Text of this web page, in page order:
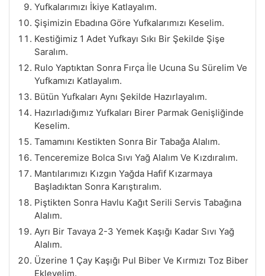
Yufkalarımızı İkiye Katlayalım.
Şişimizin Ebadına Göre Yufkalarımızı Keselim.
Kestiğimiz 1 Adet Yufkayı Sıkı Bir Şekilde Şişe
Saralım.
Rulo Yaptıktan Sonra Fırça İle Ucuna Su Sürelim Ve
Yufkamızı Katlayalım.
Bütün Yufkaları Aynı Şekilde Hazırlayalım.
Hazırladığımız Yufkaları Birer Parmak Genişliğinde
Keselim.
Tamamını Kestikten Sonra Bir Tabağa Alalım.
Tenceremize Bolca Sıvı Yağ Alalım Ve Kızdıralım.
Mantılarımızı Kızgın Yağda Hafif Kızarmaya
Başladıktan Sonra Karıştıralım.
Piştikten Sonra Havlu Kağıt Serili Servis Tabağına
Alalım.
Ayrı Bir Tavaya 2-3 Yemek Kaşığı Kadar Sıvı Yağ
Alalım.
Üzerine 1 Çay Kaşığı Pul Biber Ve Kırmızı Toz Biber
Ekleyelim.